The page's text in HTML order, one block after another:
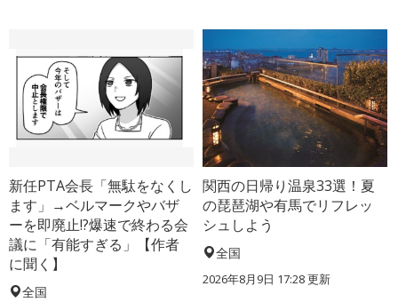
新任PTA会長「無駄をなくし
ます」→ベルマークやバザ
ーを即廃止!?爆速で終わる会
議に「有能すぎる」【作者
に聞く】
全国
関西の日帰り温泉33選！夏
の琵琶湖や有馬でリフレッ
シュしよう
全国
2026年8月9日 17:28更新